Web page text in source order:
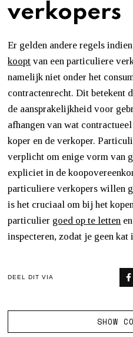
verkopers
Er gelden andere regels
koopt van een particuliere
namelijk niet onder het
contractenrecht. Dit betekent
de aansprakelijkheid voor
afhangen van wat
koper en de verkoper.
verplicht om enige vorm van
expliciet in de
particuliere verkopers willen
is het cruciaal om bij het
particulier goed op te letten
inspecteren, zodat je geen kat
DEEL DIT VIA
SHOW